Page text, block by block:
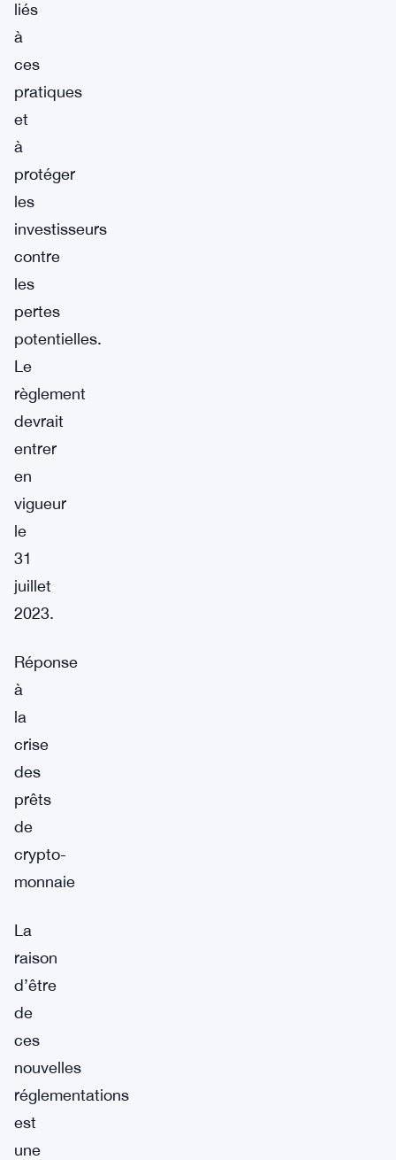
liés
à
ces
pratiques
et
à
protéger
les
investisseurs
contre
les
pertes
potentielles.
Le
règlement
devrait
entrer
en
vigueur
le
31
juillet
2023.
Réponse
à
la
crise
des
prêts
de
crypto-
monnaie
La
raison
d’être
de
ces
nouvelles
réglementations
est
une